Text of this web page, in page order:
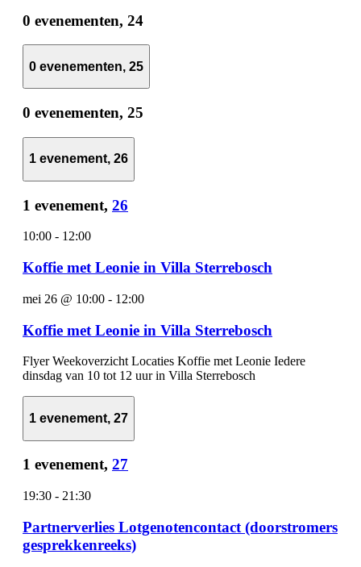
0 evenementen, 24
0 evenementen, 25
0 evenementen, 25
1 evenement, 26
1 evenement, 26
10:00 - 12:00
Koffie met Leonie in Villa Sterrebosch
mei 26 @ 10:00 - 12:00
Koffie met Leonie in Villa Sterrebosch
Flyer Weekoverzicht Locaties Koffie met Leonie Iedere
dinsdag van 10 tot 12 uur in Villa Sterrebosch
1 evenement, 27
1 evenement, 27
19:30 - 21:30
Partnerverlies Lotgenotencontact (doorstromers
gesprekkenreeks)